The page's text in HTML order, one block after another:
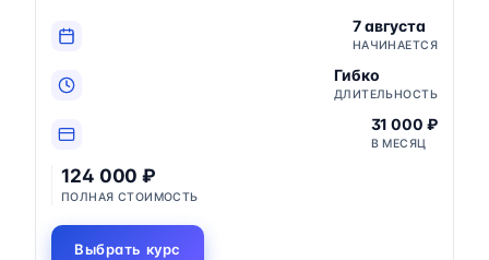
7 августа
НАЧИНАЕТСЯ
Гибко
ДЛИТЕЛЬНОСТЬ
31 000 ₽
В МЕСЯЦ
124 000 ₽
ПОЛНАЯ СТОИМОСТЬ
Выбрать курс